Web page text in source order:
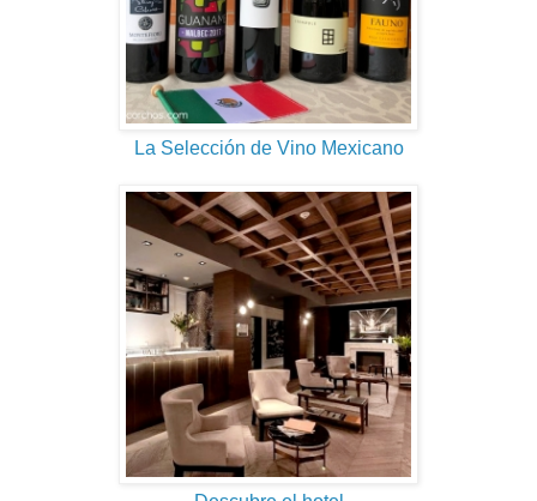
La Selección de Vino Mexicano